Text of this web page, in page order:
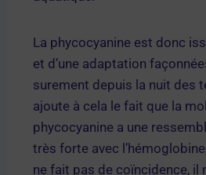
La phycocyanine est donc
et d’une adaptation
surement depuis la nuit des
ajoute à cela le fait que la
phycocyanine a une
très forte avec
ne fait pas de coïncidence, il